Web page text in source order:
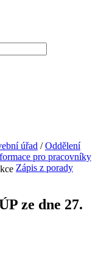
úřad /Oddělení
pro pracovníky
Zápis z porady
ze dne 27.